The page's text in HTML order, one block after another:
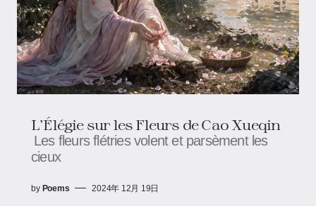
L'Élégie sur les Fleurs de Cao Xueqin
Les fleurs flétries volent et parsèment les
cieux
by Poems 2024年 12月 19日